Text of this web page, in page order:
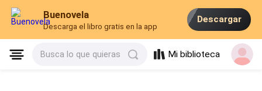
Buenovela
Descarga el libro gratis en la app
Descargar
Busca lo que quieras Mi biblioteca